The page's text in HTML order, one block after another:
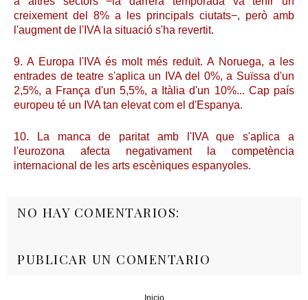
creixement del 8% a les principals ciutats−, però amb
l'augment de l'IVA la situació s'ha revertit.
9. A Europa l'IVA és molt més reduït. A Noruega, a les
entrades de teatre s'aplica un IVA del 0%, a Suïssa d'un
2,5%, a França d'un 5,5%, a Itàlia d'un 10%... Cap país
europeu té un IVA tan elevat com el d'Espanya.
10. La manca de paritat amb l'IVA que s'aplica a
l'eurozona afecta negativament la competència
internacional de les arts escèniques espanyoles.
NO HAY COMENTARIOS:
PUBLICAR UN COMENTARIO
Inicio